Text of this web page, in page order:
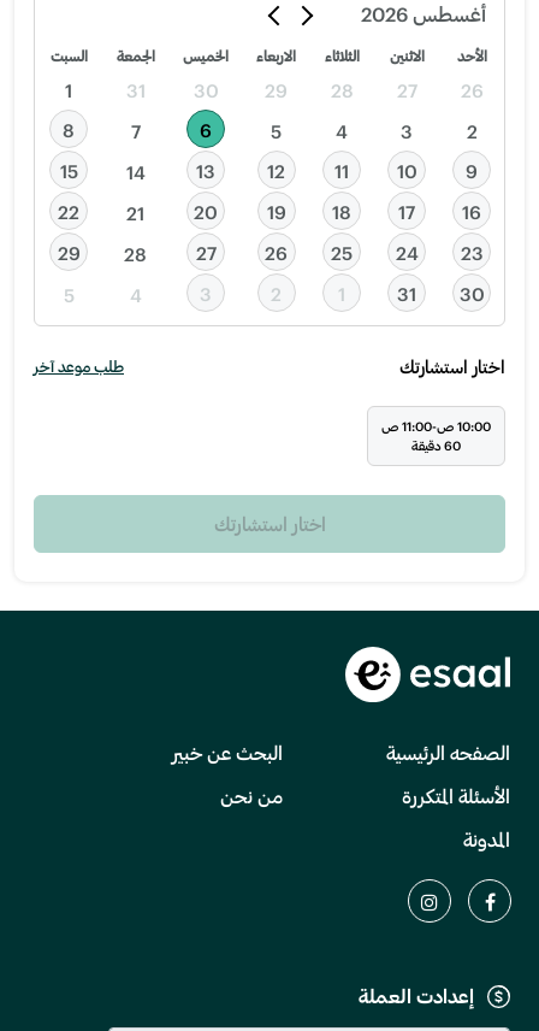
أغسطس 2026
الأحد الاثنين الثلاثاء الاربعاء الخميس الجمعة السبت
26
27
28
29
30
31
1
2
3
4
5
6
7
8
9
10
11
12
13
14
15
16
17
18
19
20
21
22
23
24
25
26
27
28
29
30
31
1
2
3
4
5
اختار استشارتك طلب موعد آخر
10:00 ص-11:00 ص
60 دقيقة
اختار استشارتك
الصفحه الرئيسية
البحث عن خبير
الأسئلة المتكررة
من نحن
المدونة
إعدادت العملة